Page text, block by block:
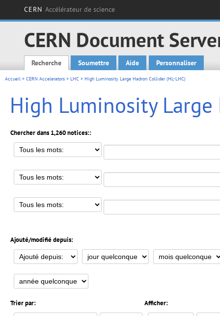
CERN Accélérateur de science
CERN Document
Main menu
Recherche Soumettre Aide Personnaliser
Accueil > CERN Accelerators > LHC > High Luminosity Large Hadron Collider (HL-LHC)
High Luminosity
Chercher dans 1,260 notices::
Ajouté/modifié depuis:
Trier par: Afficher: